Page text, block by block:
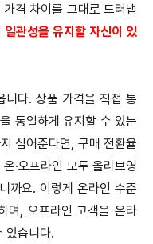
격 차이를 그대로 드러냅
관성을 유지할 자신이 있
니다. 상품 가격을 직접 통
동일하게 유지할 수 있는
심어준다면, 구매 전환율
·오프라인 모두 올리브영
까요. 이렇게 온라인 수준
며, 오프라인 고객을 온라
있습니다.